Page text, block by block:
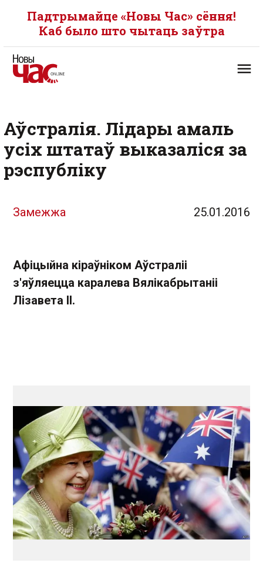
Падтрымайце «Новы Час» сёння!
Каб было што чытаць заўтра
Аўстралія. Лідары амаль
усіх штатаў выказаліся за
рэспубліку
Замежжа 25.01.2016
Афіцыйна кіраўніком Аўстраліі
з'яўляецца каралева Вялікабрытаніі
Лізавета II.